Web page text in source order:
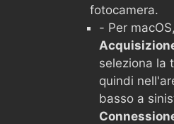
fotocamera.
- Per
seleziona la
quindi
basso a